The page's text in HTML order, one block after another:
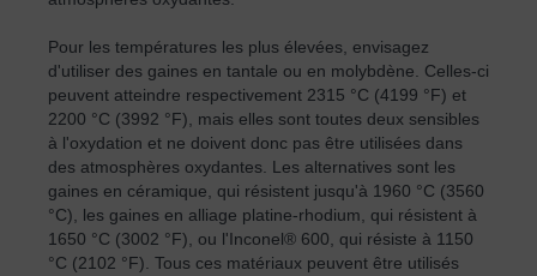
Pour les températures les plus élevées, envisagez
d'utiliser des gaines en tantale ou en molybdène. Celles-ci
peuvent atteindre respectivement 2315 °C (4199 °F) et
2200 °C (3992 °F), mais elles sont toutes deux sensibles
à l'oxydation et ne doivent donc pas être utilisées dans
des atmosphères oxydantes. Les alternatives sont les
gaines en céramique, qui résistent jusqu'à 1960 °C (3560
°C), les gaines en alliage platine-rhodium, qui résistent à
1650 °C (3002 °F), ou l'Inconel® 600, qui résiste à 1150
°C (2102 °F). Tous ces matériaux peuvent être utilisés